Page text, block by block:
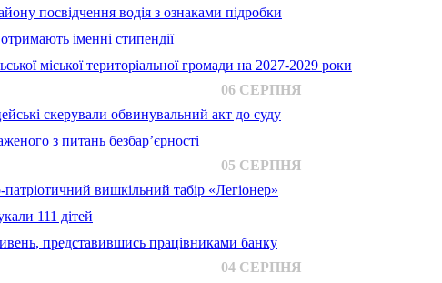
посвідчення водія з ознаками підробки
іменні стипендії
міської територіальної громади на 2027-2029 роки
06 СЕРПНЯ
скерували обвинувальний акт до суду
з питань безбар’єрності
05 СЕРПНЯ
вишкільний табір «Легіонер»
111 дітей
представившись працівниками банку
04 СЕРПНЯ